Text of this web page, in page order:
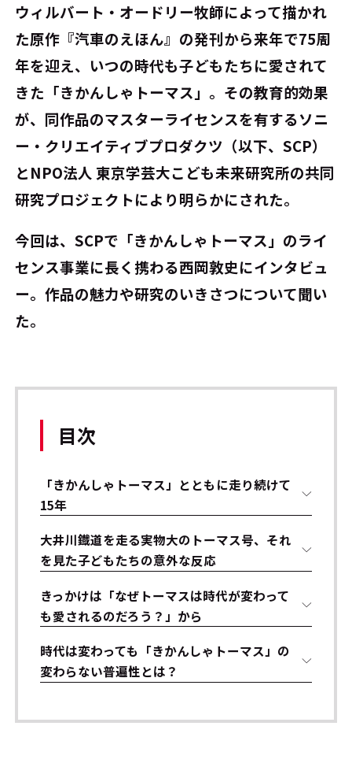
ウィルバート・オードリー牧師によって描かれ
た原作『汽車のえほん』の発刊から来年で75周
年を迎え、いつの時代も子どもたちに愛されて
きた「きかんしゃトーマス」。その教育的効果
が、同作品のマスターライセンスを有するソニ
ー・クリエイティブプロダクツ（以下、SCP）
とNPO法人 東京学芸大こども未来研究所の共同
研究プロジェクトにより明らかにされた。
今回は、SCPで「きかんしゃトーマス」のライ
センス事業に長く携わる西岡敦史にインタビュ
ー。作品の魅力や研究のいきさつについて聞い
た。
目次
「きかんしゃトーマス」とともに走り続けて
15年
大井川鐡道を走る実物大のトーマス号、それ
を見た子どもたちの意外な反応
きっかけは「なぜトーマスは時代が変わって
も愛されるのだろう？」から
時代は変わっても「きかんしゃトーマス」の
変わらない普遍性とは？